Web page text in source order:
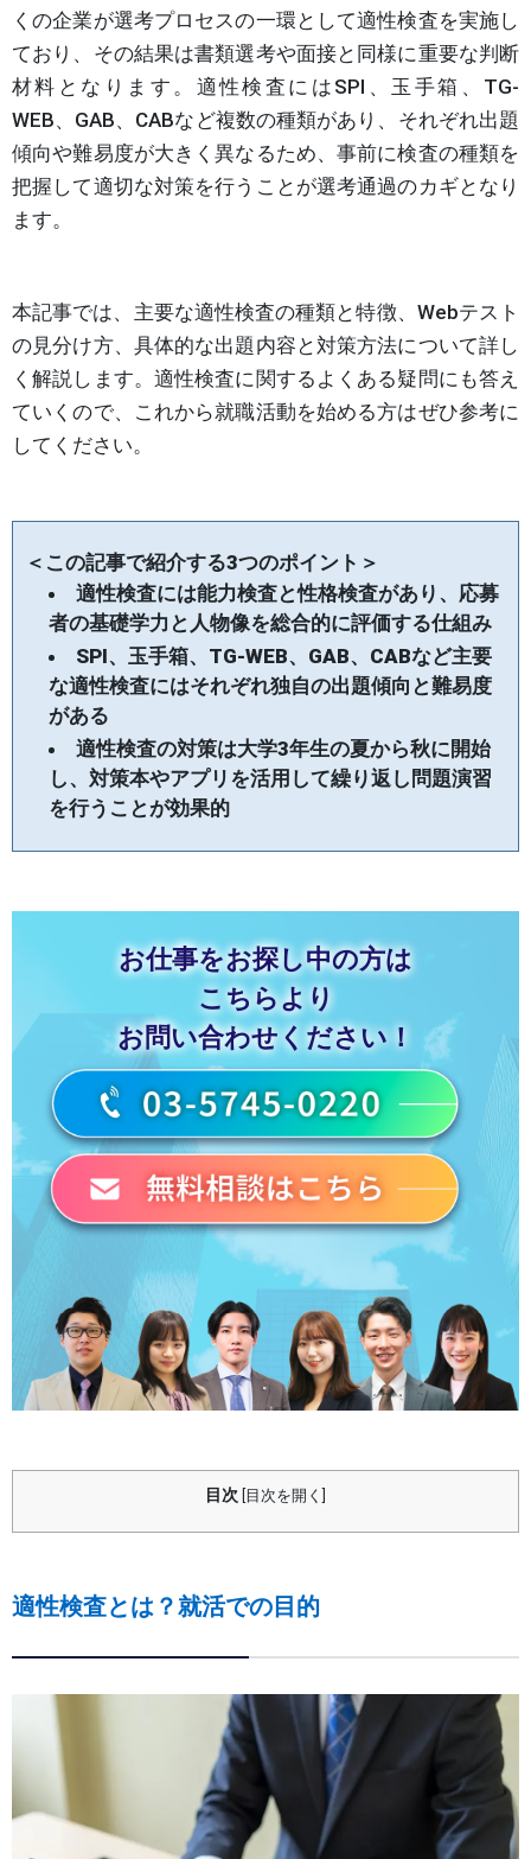
くの企業が選考プロセスの一環として適性検査を実施し
ており、その結果は書類選考や面接と同様に重要な判断
材料となります。適性検査にはSPI、玉手箱、TG-
WEB、GAB、CABなど複数の種類があり、それぞれ出題
傾向や難易度が大きく異なるため、事前に検査の種類を
把握して適切な対策を行うことが選考通過のカギとなり
ます。
本記事では、主要な適性検査の種類と特徴、Webテスト
の見分け方、具体的な出題内容と対策方法について詳し
く解説します。適性検査に関するよくある疑問にも答え
ていくので、これから就職活動を始める方はぜひ参考に
してください。
＜この記事で紹介する3つのポイント＞
適性検査には能力検査と性格検査があり、応募
者の基礎学力と人物像を総合的に評価する仕組み
SPI、玉手箱、TG-WEB、GAB、CABなど主要
な適性検査にはそれぞれ独自の出題傾向と難易度
がある
適性検査の対策は大学3年生の夏から秋に開始
し、対策本やアプリを活用して繰り返し問題演習
を行うことが効果的
お仕事をお探し中の方は
こちらより
お問い合わせください！
目次 [目次を開く]
適性検査とは？就活での目的